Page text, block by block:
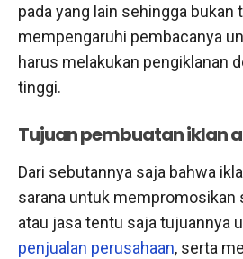
pada yang lain sehingga bukan
mempengaruhi pembacanya
harus melakukan pengiklanan
tinggi.
Tujuan pembuatan iklan
Dari sebutannya saja bahwa
sarana untuk mempromosikan
atau jasa tentu saja tujuannya
penjualan perusahaan, serta